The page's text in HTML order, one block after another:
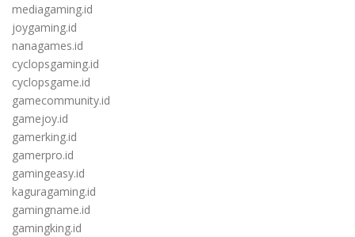
mediagaming.id
joygaming.id
nanagames.id
cyclopsgaming.id
cyclopsgame.id
gamecommunity.id
gamejoy.id
gamerking.id
gamerpro.id
gamingeasy.id
kaguragaming.id
gamingname.id
gamingking.id